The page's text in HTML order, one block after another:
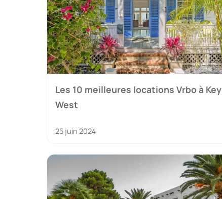
Les 10 meilleures locations Vrbo à Key
West
25 juin 2024